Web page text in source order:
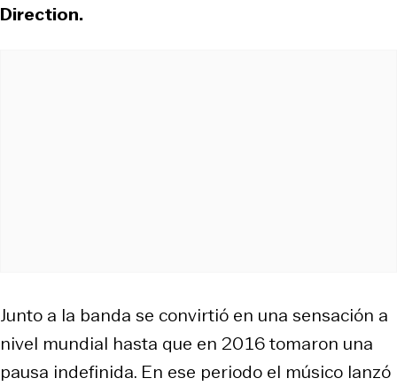
Direction.
Junto a la banda se convirtió en una sensación a
nivel mundial hasta que en 2016 tomaron una
pausa indefinida. En ese periodo el músico lanzó